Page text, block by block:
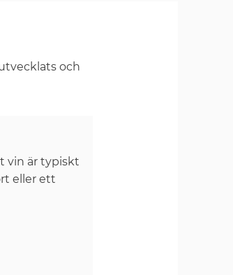
och
vin är typiskt
eller ett